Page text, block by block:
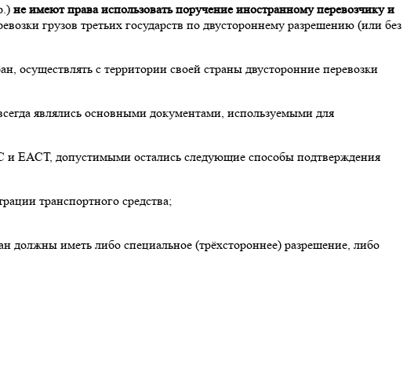
не имеют права использовать поручение иностранному перевозчику и
грузов третьих государств по двустороннему разрешению (или без
с территории своей страны двусторонние перевозки
являлись основными документами, используемыми для
и ЕАСТ, допустимыми остались следующие способы подтверждения
транспортного средства;
должны иметь либо специальное (трёхстороннее) разрешение, либо